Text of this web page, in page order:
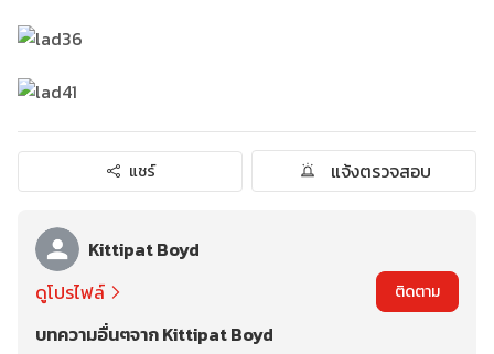
แชร์ แจ้งตรวจสอบ
Kittipat Boyd
ดูโปรไฟล์
ติดตาม
บทความอื่นๆจาก Kittipat Boyd